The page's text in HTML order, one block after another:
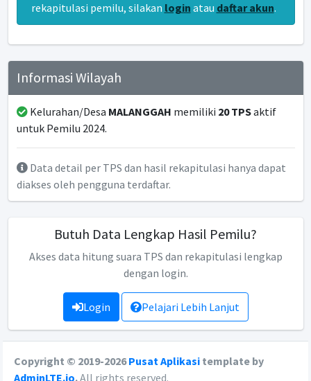
rekapitulasi pemilu, silakan login atau daftar akun.
Informasi Wilayah
Kelurahan/Desa MALANGGAH memiliki 20 TPSaktif
untuk Pemilu 2024.
Data detail per TPS dan hasil rekapitulasi hanya dapat
diakses oleh pengguna terdaftar.
Butuh Data Lengkap Hasil Pemilu?
Akses data hitung suara TPS dan rekapitulasi lengkap
dengan login.
Login Pelajari Lebih Lanjut
Copyright © 2019-2026Pusat Aplikasi template by
AdminLTE.io.All rights reserved.